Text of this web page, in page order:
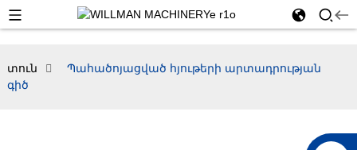
տուն
Պահածոյացված հյութերի արտադրության
գիծ